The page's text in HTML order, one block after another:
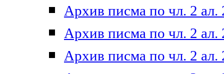
Архив писма по чл. 2 ал.
Архив писма по чл. 2 ал.
Архив писма по чл. 2 ал.